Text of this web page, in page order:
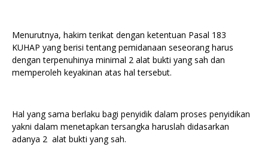
Menurutnya, hakim terikat dengan ketentuan Pasal 183
KUHAP yang berisi tentang pemidanaan seseorang harus
dengan terpenuhinya minimal 2 alat bukti yang sah dan
memperoleh keyakinan atas hal tersebut.
Hal yang sama berlaku bagi penyidik dalam proses penyidikan
yakni dalam menetapkan tersangka haruslah didasarkan
adanya 2 alat bukti yang sah.